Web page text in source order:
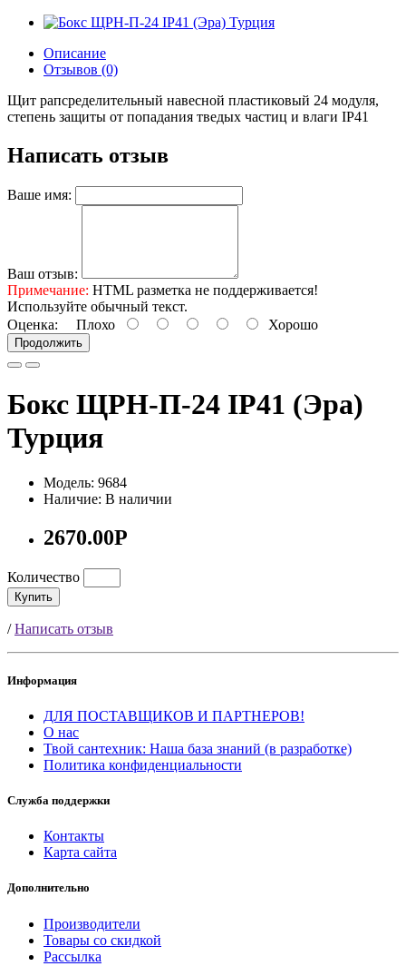
Описание
Отзывов (0)
Щит рапсределительный навесной пластиковый 24 модуля,
степень защиты от попадания тведых частиц и влаги IP41
Написать отзыв
Ваше имя:
Ваш отзыв:
Примечание: HTML разметка не поддерживается!
Используйте обычный текст.
Оценка: Плохо Хорошо
Продолжить
Бокс ЩРН-П-24 IP41 (Эра)
Турция
Модель: 9684
Наличие: В наличии
2670.00Р
Количество
Купить
/Написать отзыв
Информация
ДЛЯ ПОСТАВЩИКОВ И ПАРТНЕРОВ!
О нас
Твой сантехник: Наша база знаний (в разработке)
Политика конфиденциальности
Служба поддержки
Контакты
Карта сайта
Дополнительно
Производители
Товары со скидкой
Рассылка